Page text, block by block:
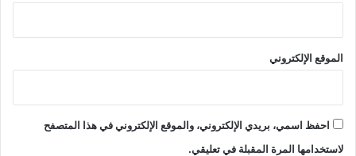
الموقع الإلكتروني
احفظ اسمي، بريدي الإلكتروني، والموقع الإلكتروني في هذا المتصفح
لاستخدامها المرة المقبلة في تعليقي.